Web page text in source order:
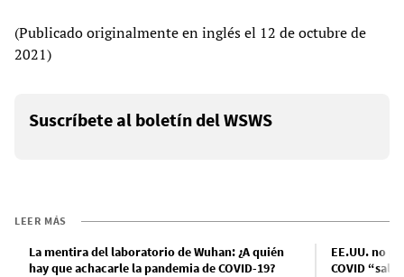
(Publicado originalmente en inglés el 12 de octubre de
2021)
Suscríbete al boletín del WSWS
LEER MÁS
La mentira del laboratorio de Wuhan: ¿A quién
hay que achacarle la pandemia de COVID-19?
EE.UU. no
COVID